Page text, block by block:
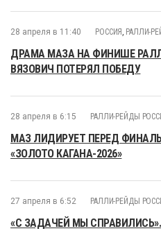
28 апреля в 11:40 РОССИЯ , РАЛЛИ-
ДРАМА МАЗА НА ФИНИШЕ
ВЯЗОВИЧ ПОТЕРЯЛ ПОБЕДУ
28 апреля в 6:15 РАЛЛИ-РЕЙДЫ
МАЗ ЛИДИРУЕТ ПЕРЕД
«ЗОЛОТО КАГАНА-2026»
27 апреля в 6:52 РАЛЛИ-РЕЙДЫ
«С ЗАДАЧЕЙ МЫ